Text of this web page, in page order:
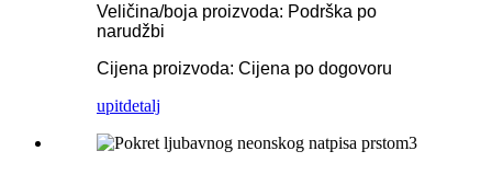
Veličina/boja proizvoda: Podrška po
narudžbi
Cijena proizvoda: Cijena po dogovoru
upitdetalj